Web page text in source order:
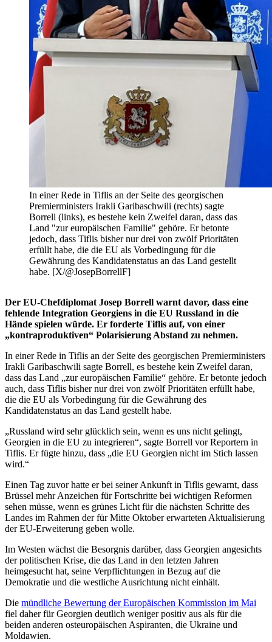
In einer Rede in Tiflis an der Seite des georgischen
Premierministers Irakli Garibaschwili (rechts) sagte
Borrell (links), es bestehe kein Zweifel daran, dass das
Land "zur europäischen Familie" gehöre. Er betonte
jedoch, dass Tiflis bisher nur drei von zwölf Prioritäten
erfüllt habe, die die EU als Vorbedingung für die
Gewährung des Kandidatenstatus an das Land gestellt
habe. [X/@JosepBorrellF]
Der EU-Chefdiplomat Josep Borrell warnt davor, dass eine
fehlende Integration Georgiens in die EU Russland in die
Hände spielen würde. Er forderte Tiflis auf, von einer
„kontraproduktiven“ Polarisierung Abstand zu nehmen.
In einer Rede in Tiflis an der Seite des georgischen Premierministers
Irakli Garibaschwili sagte Borrell, es bestehe kein Zweifel daran,
dass das Land „zur europäischen Familie“ gehöre. Er betonte jedoch
auch, dass Tiflis bisher nur drei von zwölf Prioritäten erfüllt habe,
die die EU als Vorbedingung für die Gewährung des
Kandidatenstatus an das Land gestellt habe.
„Russland wird sehr glücklich sein, wenn es uns nicht gelingt,
Georgien in die EU zu integrieren“, sagte Borrell vor Reportern in
Tiflis. Er fügte hinzu, dass „die EU Georgien nicht im Stich lassen
wird.“
Einen Tag zuvor hatte er bei seiner Ankunft in Tiflis gewarnt, dass
Brüssel mehr Anzeichen für Fortschritte bei wichtigen Reformen
sehen müsse, wenn es grünes Licht für die nächsten Schritte des
Landes im Rahmen der für Mitte Oktober erwarteten Aktualisierung
der EU-Erweiterung geben wolle.
Im Westen wächst die Besorgnis darüber, dass Georgien angesichts
der politischen Krise, die das Land in den letzten Jahren
heimgesucht hat, seine Verpflichtungen in Bezug auf die
Demokratie und die westliche Ausrichtung nicht einhält.
Die mündliche Bewertung der Europäischen Kommission im Mai
fiel daher für Georgien deutlich weniger positiv aus als für die
beiden anderen osteuropäischen Aspiranten, die Ukraine und
Moldawien.